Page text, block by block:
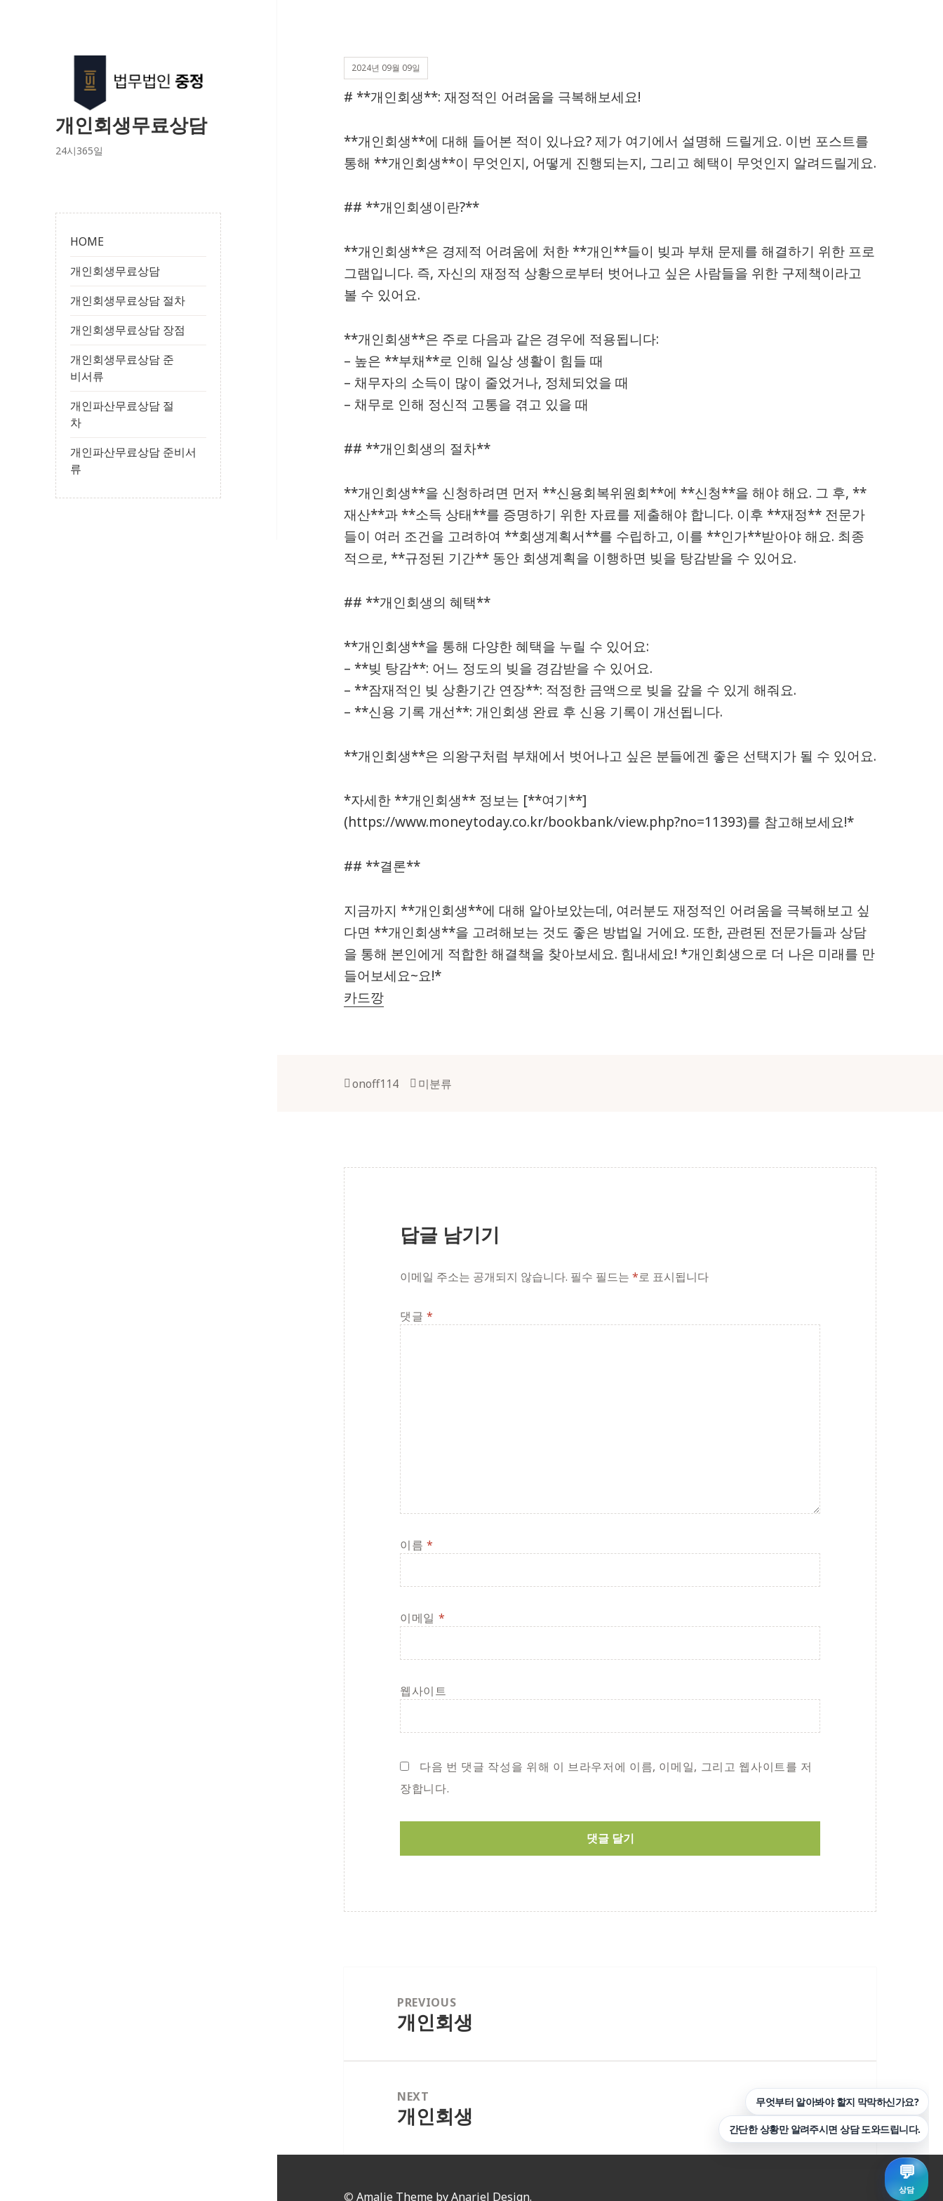
개인회생무료상담
24시365일
HOME
개인회생무료상담
개인회생무료상담 절차
개인회생무료상담 장점
개인회생무료상담 준
비서류
개인파산무료상담 절
차
개인파산무료상담 준비서
류
2024년 09월 09일
# **개인회생**: 재정적인 어려움을 극복해보세요!
**개인회생**에 대해 들어본 적이 있나요? 제가 여기에서 설명해 드릴게요. 이번 포스트를
통해 **개인회생**이 무엇인지, 어떻게 진행되는지, 그리고 혜택이 무엇인지 알려드릴게요.
## **개인회생이란?**
**개인회생**은 경제적 어려움에 처한 **개인**들이 빚과 부채 문제를 해결하기 위한 프로
그램입니다. 즉, 자신의 재정적 상황으로부터 벗어나고 싶은 사람들을 위한 구제책이라고
볼 수 있어요.
**개인회생**은 주로 다음과 같은 경우에 적용됩니다:
– 높은 **부채**로 인해 일상 생활이 힘들 때
– 채무자의 소득이 많이 줄었거나, 정체되었을 때
– 채무로 인해 정신적 고통을 겪고 있을 때
## **개인회생의 절차**
**개인회생**을 신청하려면 먼저 **신용회복위원회**에 **신청**을 해야 해요. 그 후, **
재산**과 **소득 상태**를 증명하기 위한 자료를 제출해야 합니다. 이후 **재정** 전문가
들이 여러 조건을 고려하여 **회생계획서**를 수립하고, 이를 **인가**받아야 해요. 최종
적으로, **규정된 기간** 동안 회생계획을 이행하면 빚을 탕감받을 수 있어요.
## **개인회생의 혜택**
**개인회생**을 통해 다양한 혜택을 누릴 수 있어요:
– **빚 탕감**: 어느 정도의 빚을 경감받을 수 있어요.
– **잠재적인 빚 상환기간 연장**: 적정한 금액으로 빚을 갚을 수 있게 해줘요.
– **신용 기록 개선**: 개인회생 완료 후 신용 기록이 개선됩니다.
**개인회생**은 의왕구처럼 부채에서 벗어나고 싶은 분들에겐 좋은 선택지가 될 수 있어요.
*자세한 **개인회생** 정보는 [**여기**]
(https://www.moneytoday.co.kr/bookbank/view.php?no=11393)를 참고해보세요!*
## **결론**
지금까지 **개인회생**에 대해 알아보았는데, 여러분도 재정적인 어려움을 극복해보고 싶
다면 **개인회생**을 고려해보는 것도 좋은 방법일 거에요. 또한, 관련된 전문가들과 상담
을 통해 본인에게 적합한 해결책을 찾아보세요. 힘내세요! *개인회생으로 더 나은 미래를 만
들어보세요~요!*
카드깡
Author
onoff114 Categories
미분류
답글 남기기
이메일 주소는 공개되지 않습니다. 필수 필드는*로 표시됩니다
댓글*
이름*
이메일 *
웹사이트
다음 번 댓글 작성을 위해 이 브라우저에 이름, 이메일, 그리고 웹사이트를 저
장합니다.
이
PREVIOUS
Previous
개인회생
NEXT
Next
개인회생
©Amalie Theme by Anariel Design.